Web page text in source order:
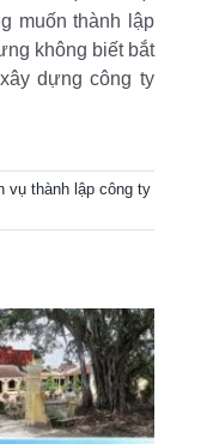
muốn thành lập
không biết bắt
dựng công ty
vụ thành lập công ty